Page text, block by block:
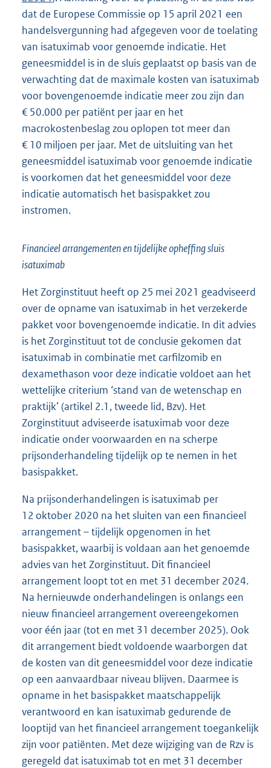
dat de Europese Commissie op 15 april 2021 een
handelsvergunning had afgegeven voor de toelating
van isatuximab voor genoemde indicatie. Het
geneesmiddel is in de sluis geplaatst op basis van de
verwachting dat de maximale kosten van isatuximab
voor bovengenoemde indicatie meer zou zijn dan
€ 50.000 per patiënt per jaar en het
macrokostenbeslag zou oplopen tot meer dan
€ 10 miljoen per jaar. Met de uitsluiting van het
geneesmiddel isatuximab voor genoemde indicatie
is voorkomen dat het geneesmiddel voor deze
indicatie automatisch het basispakket zou
instromen.
Financieel arrangementen en tijdelijke opheffing sluis
isatuximab
Het Zorginstituut heeft op 25 mei 2021 geadviseerd
over de opname van isatuximab in het verzekerde
pakket voor bovengenoemde indicatie. In dit advies
is het Zorginstituut tot de conclusie gekomen dat
isatuximab in combinatie met carfilzomib en
dexamethason voor deze indicatie voldoet aan het
wettelijke criterium ‘stand van de wetenschap en
praktijk’ (artikel 2.1, tweede lid, Bzv). Het
Zorginstituut adviseerde isatuximab voor deze
indicatie onder voorwaarden en na scherpe
prijsonderhandeling tijdelijk op te nemen in het
basispakket.
Na prijsonderhandelingen is isatuximab per
12 oktober 2020 na het sluiten van een financieel
arrangement – tijdelijk opgenomen in het
basispakket, waarbij is voldaan aan het genoemde
advies van het Zorginstituut. Dit financieel
arrangement loopt tot en met 31 december 2024.
Na hernieuwde onderhandelingen is onlangs een
nieuw financieel arrangement overeengekomen
voor één jaar (tot en met 31 december 2025). Ook
dit arrangement biedt voldoende waarborgen dat
de kosten van dit geneesmiddel voor deze indicatie
op een aanvaardbaar niveau blijven. Daarmee is
opname in het basispakket maatschappelijk
verantwoord en kan isatuximab gedurende de
looptijd van het financieel arrangement toegankelijk
zijn voor patiënten. Met deze wijziging van de Rzv is
geregeld dat isatuximab tot en met 31 december